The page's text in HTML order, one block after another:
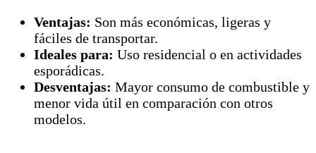
Ventajas: Son más económicas, ligeras y
fáciles de transportar.
Ideales para: Uso residencial o en actividades
esporádicas.
Desventajas: Mayor consumo de combustible y
menor vida útil en comparación con otros
modelos.